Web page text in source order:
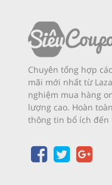
Chuyên tổng hợp
mãi mới nhất từ
nghiệm mua hàng
lượng cao. Hoàn
thông tin bổ ích đến